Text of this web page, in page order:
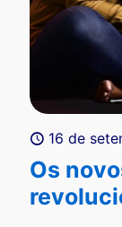
16 de
Os